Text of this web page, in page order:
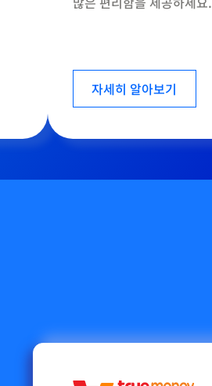
자세히 알아보기